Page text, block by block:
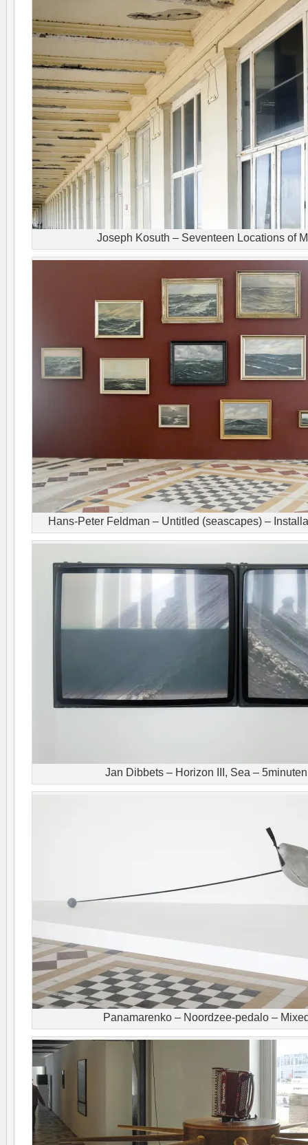
Joseph Kosuth – Seventeen Locations of
Hans-Peter Feldman – Untitled (seascapes) –
Jan Dibbets – Horizon III, Sea –
Panamarenko – Noordzee-pedalo –